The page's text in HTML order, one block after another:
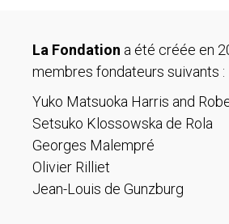
La Fondation a été créée en
membres fondateurs suivants :
Yuko Matsuoka Harris and
Setsuko Klossowska de Rola
Georges Malempré
Olivier Rilliet
Jean-Louis de Gunzburg